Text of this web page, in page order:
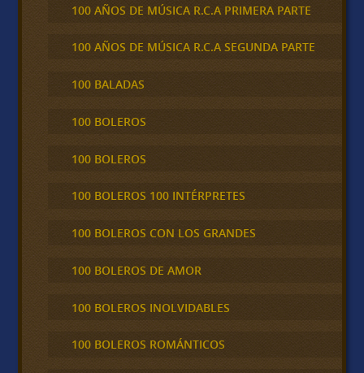
100 AÑOS DE MÚSICA R.C.A PRIMERA PARTE
100 AÑOS DE MÚSICA R.C.A SEGUNDA PARTE
100 BALADAS
100 BOLEROS
100 BOLEROS
100 BOLEROS 100 INTÉRPRETES
100 BOLEROS CON LOS GRANDES
100 BOLEROS DE AMOR
100 BOLEROS INOLVIDABLES
100 BOLEROS ROMÁNTICOS